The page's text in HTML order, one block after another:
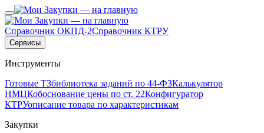
Справочник ОКПД-2Справочник КТРУ
Сервисы
Инструменты
Готовые ТЗбиблиотека заданий по 44-ФЗКалькулятор
НМЦКобоснование цены по ст. 22Конфигуратор
КТРУописание товара по характеристикам
Закупки